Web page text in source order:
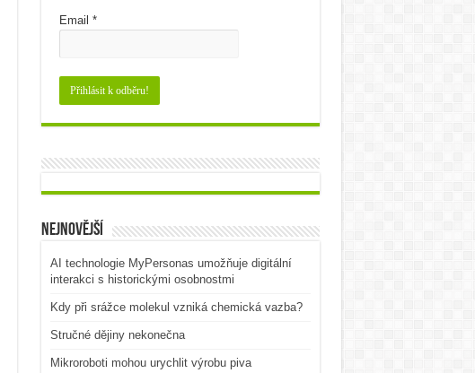
Email *
Nejnovější
AI technologie MyPersonas umožňuje digitální
interakci s historickými osobnostmi
Kdy při srážce molekul vzniká chemická vazba?
Stručné dějiny nekonečna
Mikroroboti mohou urychlit výrobu piva